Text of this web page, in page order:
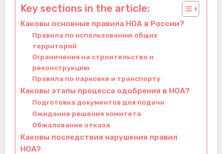
Key sections in the article:
Каковы основные правила HOA в России?
Правила по использованию общих
территорий
Ограничения на строительство и
реконструкцию
Правила по парковке и транспорту
Каковы этапы процесса одобрения в HOA?
Подготовка документов для подачи
Ожидание решения комитета
Обжалование отказа
Каковы последствия нарушения правил
HOA?